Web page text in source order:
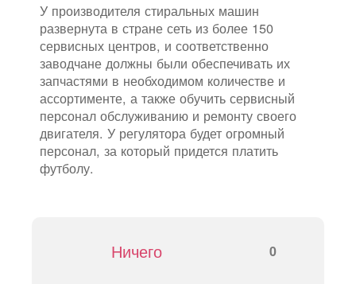
У производителя стиральных машин
развернута в стране сеть из более 150
сервисных центров, и соответственно
заводчане должны были обеспечивать их
запчастями в необходимом количестве и
ассортименте, а также обучить сервисный
персонал обслуживанию и ремонту своего
двигателя. У регулятора будет огромный
персонал, за который придется платить
футболу.
Ничего 0